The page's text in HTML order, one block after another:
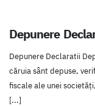
Depunere
Depunere Declaratii
căruia sânt depuse,
fiscale ale unei
[...]